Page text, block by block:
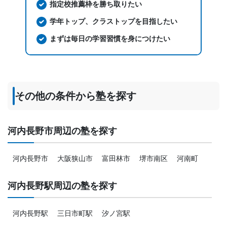
指定校推薦枠を勝ち取りたい
学年トップ、クラストップを目指したい
まずは毎日の学習習慣を身につけたい
その他の条件から塾を探す
河内長野市周辺の塾を探す
河内長野市 大阪狭山市 富田林市 堺市南区 河南町
河内長野駅周辺の塾を探す
河内長野駅 三日市町駅 汐ノ宮駅